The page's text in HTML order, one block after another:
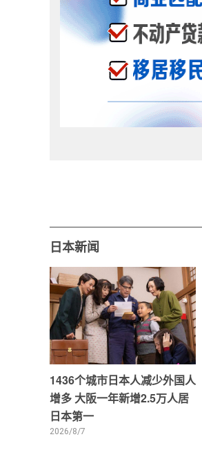
日本新闻
1436个城市日本人减少外国人
增多 大阪一年新增2.5万人居
日本第一
2026/8/7